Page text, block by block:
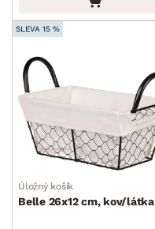
SLEVA 15 %
Úložný košík
Belle 26x12 cm, kov/látka